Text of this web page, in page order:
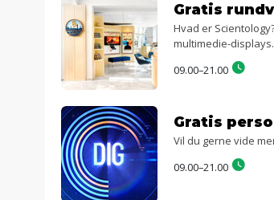
Gratis
Hvad er
multimedie-
09.00–21.00
Gratis
Vil du gerne vide
09.00–21.00